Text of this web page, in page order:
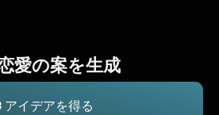
愛の案を生成
アイデアを得る